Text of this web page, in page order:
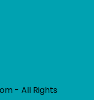
- All Rights